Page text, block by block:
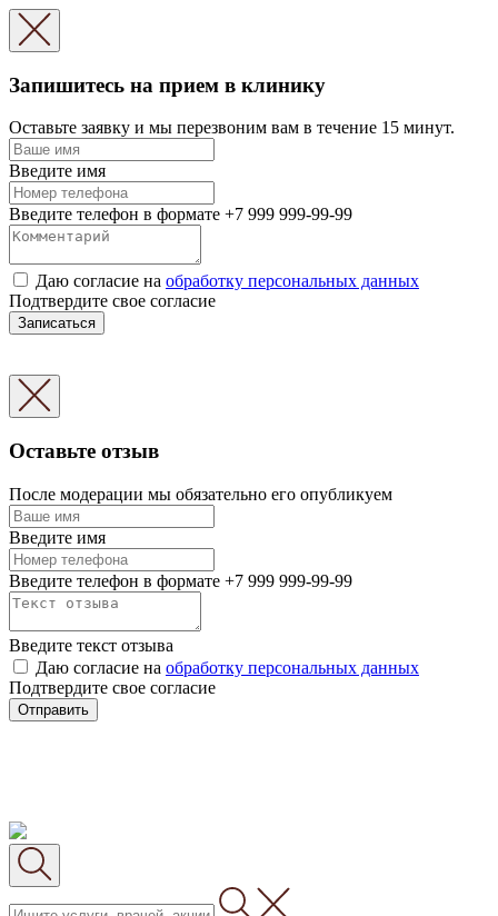
Запишитесь на прием в клинику
Оставьте заявку и мы перезвоним вам в течение 15 минут.
Введите имя
Введите телефон в формате +7 999 999-99-99
Даю согласие на обработку персональных данных
Подтвердите свое согласие
Записаться
Оставьте отзыв
После модерации мы обязательно его опубликуем
Введите имя
Введите телефон в формате +7 999 999-99-99
Введите текст отзыва
Даю согласие на обработку персональных данных
Подтвердите свое согласие
Отправить